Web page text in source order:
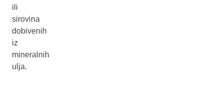
ili
sirovina
dobivenih
iz
mineralnih
ulja.